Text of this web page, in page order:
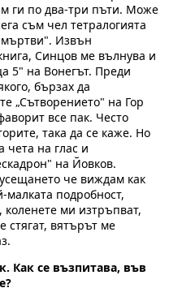
ги по два-три пъти. Може
съм чел тетралогията
Извън
Синцов ме вълнува и
5" на Вонегът. Преди
бързах да
„Сътворението" на Гор
все пак. Често
така да се каже. Но
чета на глас и
на Йовков.
че виждам как
малката подробност,
коленете ми изтръпват,
стягат, вятърът ме
Как се възпитава, във